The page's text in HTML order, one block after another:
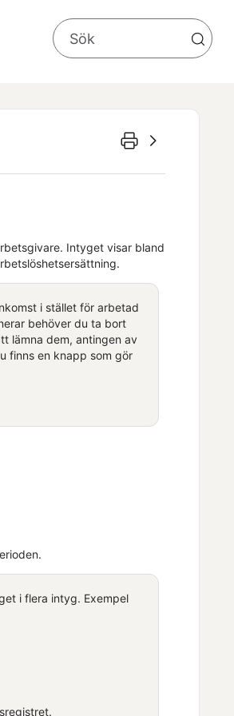
Intyget visar bland
i stället för arbetad
behöver du ta bort
lämna dem, antingen av
finns en knapp som gör
i flera intyg. Exempel